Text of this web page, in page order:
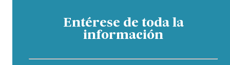
Entérese de toda la
información